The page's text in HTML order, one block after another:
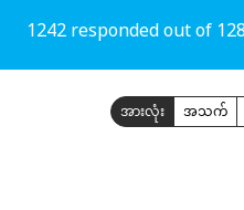
1242 responded out of
အားလုံး အသက်